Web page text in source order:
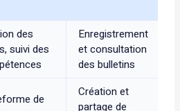
des
suivi des
Enregistrement
et consultation
des bulletins
de
Création et
partage de